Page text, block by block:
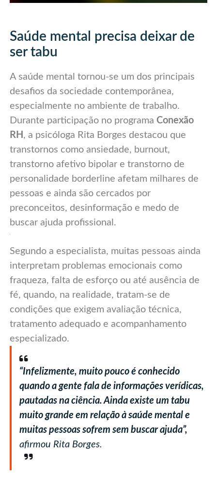
Saúde mental precisa deixar de
ser tabu
A saúde mental tornou-se um dos principais
desafios da sociedade contemporânea,
especialmente no ambiente de trabalho.
Durante participação no programa Conexão
RH , a psicóloga Rita Borges destacou que
transtornos como ansiedade, burnout,
transtorno afetivo bipolar e transtorno de
personalidade borderline afetam milhares de
pessoas e ainda são cercados por
preconceitos, desinformação e medo de
buscar ajuda profissional.
Segundo a especialista, muitas pessoas ainda
interpretam problemas emocionais como
fraqueza, falta de esforço ou até ausência de
fé, quando, na realidade, tratam-se de
condições que exigem avaliação técnica,
tratamento adequado e acompanhamento
especializado.
“Infelizmente, muito pouco é conhecido
quando a gente fala de informações verídicas,
pautadas na ciência. Ainda existe um tabu
muito grande em relação à saúde mental e
muitas pessoas sofrem sem buscar ajuda”,
afirmou Rita Borges.